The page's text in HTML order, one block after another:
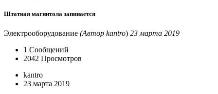
Штатная магнитола запинается
Электрооборудование (Автор kantro) 23 марта 2019
1 Сообщений
2042 Просмотров
kantro
23 марта 2019